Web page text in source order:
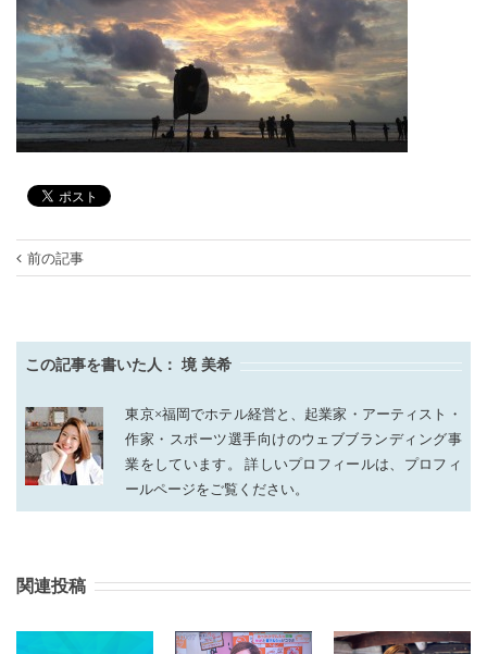
前の記事
この記事を書いた人：境 美希
東京×福岡でホテル経営と、起業家・アーティスト・
作家・スポーツ選手向けのウェブブランディング事
業をしています。 詳しいプロフィールは、プロフィ
ールページをご覧ください。
関連投稿